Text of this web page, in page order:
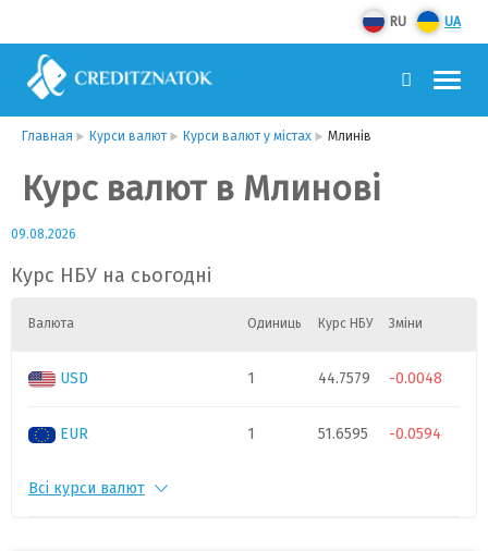
RU UA
Главная Курси валют Курси валют у містах Млинів
Курс валют в Млинові
09.08.2026
Курс НБУ на сьогодні
Валюта Одиниць Курс НБУ Зміни
USD 1 44.7579 -0.0048
EUR 1 51.6595 -0.0594
CHF
Всі курси валют